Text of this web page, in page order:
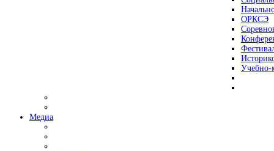
ОРКСЭ
Учебно-
Медиа